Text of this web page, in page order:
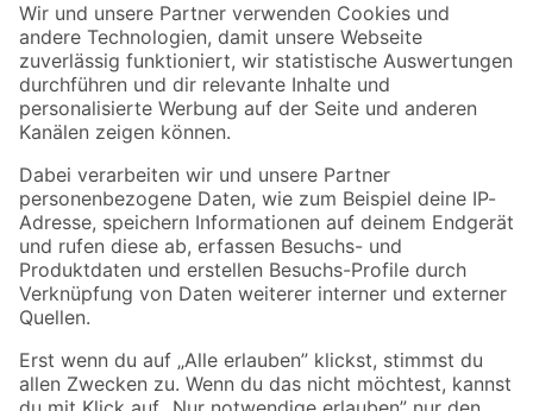
Der toom Newsletter: Keine Angebote und Aktionen mehr verpassen!
Zur Newsletter Anmeldung
Folge uns
Zahlungsarten Versandarten
Sicher einkaufen